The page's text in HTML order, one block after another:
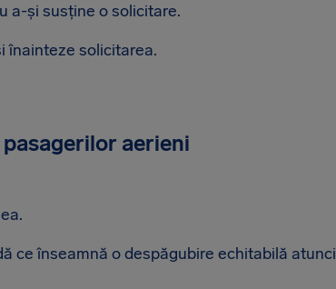
a-și susține o solicitare.
înainteze solicitarea.
aerieni
ce înseamnă o despăgubire echitabilă atunci